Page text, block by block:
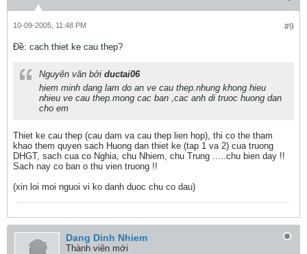
#9
10-09-2005, 11:48 PM
Ðề: cach thiet ke cau thep?
Nguyên văn bởi ductai06
hiem minh dang lam do an ve cau thep.nhung khong hieu
nhieu ve cau thep.mong cac ban ,cac anh di truoc huong dan
cho em
Thiet ke cau thep (cau dam va cau thep lien hop), thi co the tham
khao them quyen sach Huong dan thiet ke (tap 1 va 2) cua truong
DHGT, sach cua co Nghia, chu Nhiem, chu Trung .....chu bien day !!
Sach nay co ban o thu vien truong !!
(xin loi moi nguoi vi ko danh duoc chu co dau)
Dang Dinh Nhiem
Thành viên mới